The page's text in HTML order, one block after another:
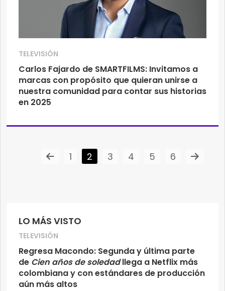
LO MÁS VISTO
TELEVISIÓN
Regresa Macondo: Segunda y última parte
de Cien años de soledadllega a Netflix más
colombiana y con estándares de producción
aún más altos
TELEVISIÓN
Carlos Fajardo de SMARTFILMS: Invitamos a
marcas con propósito que quieran unirse a
nuestra comunidad para contar sus historias
en 2025
1 2 3 4 5 6